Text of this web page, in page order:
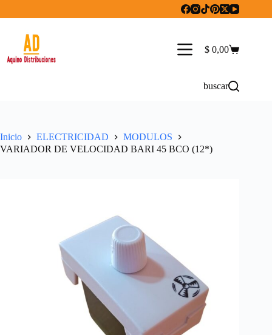
Carro
$ 0,00
buscar
Inicio ELECTRICIDAD
MODULOS
VARIADOR DE VELOCIDAD BARI 45 BCO (12*)